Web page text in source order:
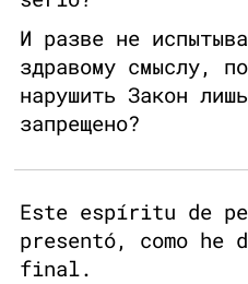
И разве не
здравому смыслу,
нарушить Закон
запрещено?
Este espíritu de
presentó, como he
final.